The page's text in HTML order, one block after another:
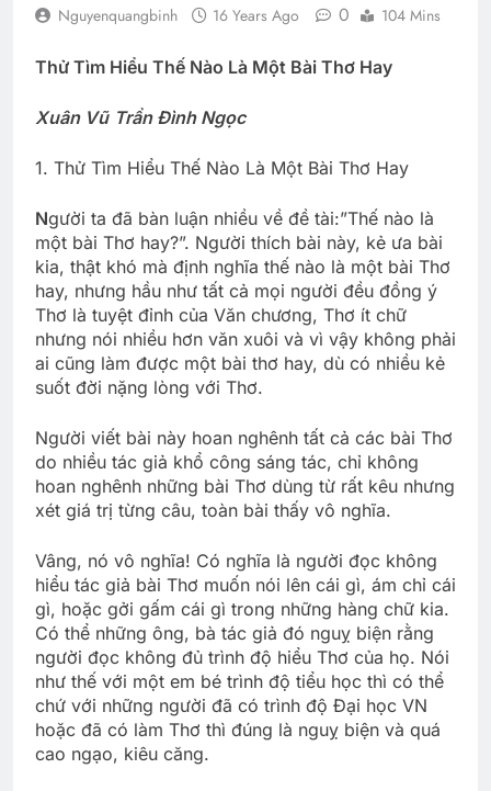
Nguyenquangbinh 16 Years Ago 0 104 Mins
Thử Tìm Hiểu Thế Nào Là Một Bài Thơ Hay
Xuân Vũ Trần Ðình Ngọc
1. Thử Tìm Hiểu Thế Nào Là Một Bài Thơ Hay
Người ta đã bàn luận nhiều về đề tài:”Thế nào là
một bài Thơ hay?”. Người thích bài này, kẻ ưa bài
kia, thật khó mà định nghĩa thế nào là một bài Thơ
hay, nhưng hầu như tất cả mọi người đều đồng ý
Thơ là tuyệt đỉnh của Văn chương, Thơ ít chữ
nhưng nói nhiều hơn văn xuôi và vì vậy không phải
ai cũng làm được một bài thơ hay, dù có nhiều kẻ
suốt đời nặng lòng với Thơ.
Người viết bài này hoan nghênh tất cả các bài Thơ
do nhiều tác giả khổ công sáng tác, chỉ không
hoan nghênh những bài Thơ dùng từ rất kêu nhưng
xét giá trị từng câu, toàn bài thấy vô nghĩa.
Vâng, nó vô nghĩa! Có nghĩa là người đọc không
hiểu tác giả bài Thơ muốn nói lên cái gì, ám chỉ cái
gì, hoặc gởi gấm cái gì trong những hàng chữ kia.
Có thể những ông, bà tác giả đó nguỵ biện rằng
người đọc không đủ trình độ hiểu Thơ của họ. Nói
như thế với một em bé trình độ tiểu học thì có thể
chứ với những người đã có trình độ Ðại học VN
hoặc đã có làm Thơ thì đúng là nguỵ biện và quá
cao ngạo, kiêu căng.